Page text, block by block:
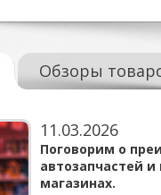
Обзоры
11.03.2026
Поговорим о
автозапчастей
магазинах.